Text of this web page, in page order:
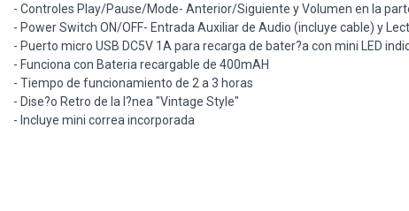
- Controles Play/Pause/Mode- Anterior/Siguiente y Volumen en la
- Power Switch ON/OFF- Entrada Auxiliar de Audio (incluye cable) y
- Puerto micro USB DC5V 1A para recarga de bater?a con mini LED
- Funciona con Bateria recargable de 400mAH
- Tiempo de funcionamiento de 2 a 3 horas
- Dise?o Retro de la l?nea "Vintage Style"
- Incluye mini correa incorporada